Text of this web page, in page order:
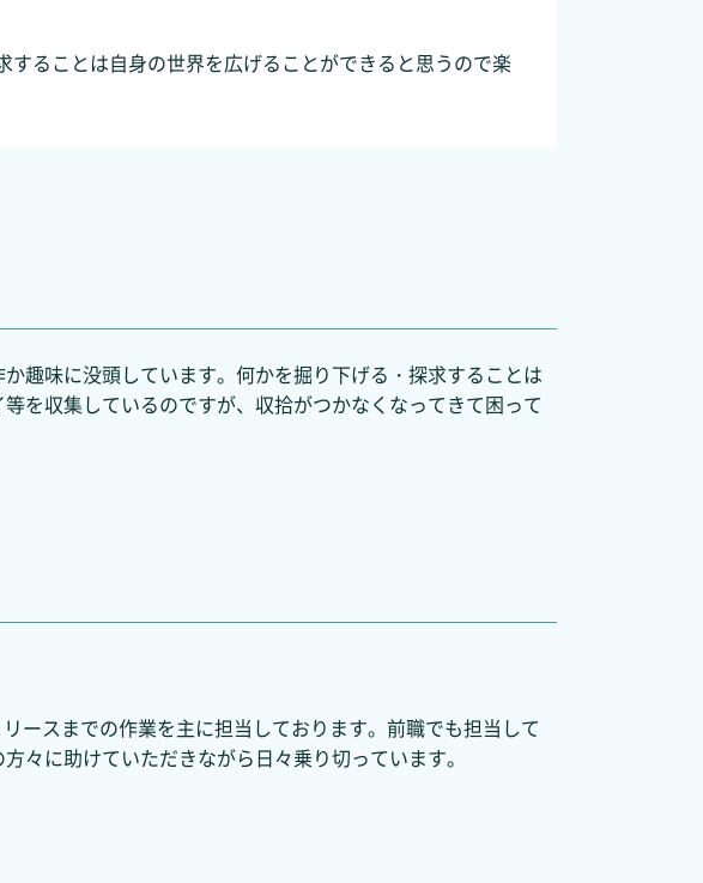
することは自身の世界を広げることができると思うので楽
趣味に没頭しています。何かを掘り下げる・探求することは
を収集しているのですが、収拾がつかなくなってきて困って
ースまでの作業を主に担当しております。前職でも担当して
々に助けていただきながら日々乗り切っています。